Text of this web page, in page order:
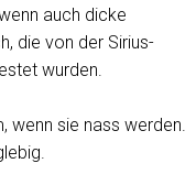
auch dicke
die von der Sirius-
wurden.
wenn sie nass werden.